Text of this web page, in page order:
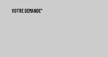
VOTRE DEMANDE*